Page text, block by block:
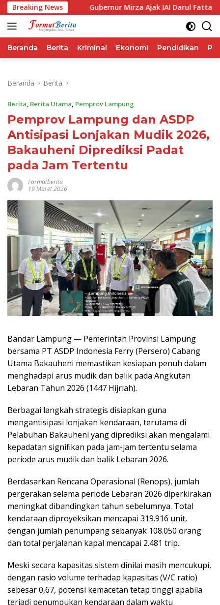
Langsung
ke
konten
Breaking News
IHSG Gubernur Mirza Ajak IAI Darul Fattah Cetak
Beranda Berita Kriminal Ekonomi Pendidikan
Beranda Berita
Berita, Berita Utama, Pemprov Lampung
Pemprov Lampung dan ASDP
Antisipasi Lonjakan Mudik 2026,
Bakauheni Diprediksi Padat
pada Jam Tertentu
Formatberita
19 Maret 2026
Bandar Lampung — Pemerintah Provinsi Lampung
bersama PT ASDP Indonesia Ferry (Persero) Cabang
Utama Bakauheni memastikan kesiapan penuh dalam
menghadapi arus mudik dan balik pada Angkutan
Lebaran Tahun 2026 (1447 Hijriah).
Berbagai langkah strategis disiapkan guna
mengantisipasi lonjakan kendaraan, terutama di
Pelabuhan Bakauheni yang diprediksi akan mengalami
kepadatan signifikan pada jam-jam tertentu selama
periode arus mudik dan balik Lebaran 2026.
Berdasarkan Rencana Operasional (Renops), jumlah
pergerakan selama periode Lebaran 2026 diperkirakan
meningkat dibandingkan tahun sebelumnya. Total
kendaraan diproyeksikan mencapai 319.916 unit,
dengan jumlah penumpang sebanyak 108.050 orang
dan total perjalanan kapal mencapai 2.481 trip.
Meski secara kapasitas sistem dinilai masih mencukupi,
dengan rasio volume terhadap kapasitas (V/C ratio)
sebesar 0,67, potensi kemacetan tetap tinggi apabila
terjadi penumpukan kendaraan dalam waktu